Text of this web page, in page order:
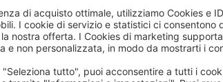
sconto di benvenuto!